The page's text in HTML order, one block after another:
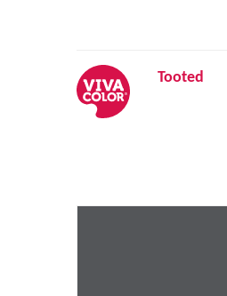
Tooted